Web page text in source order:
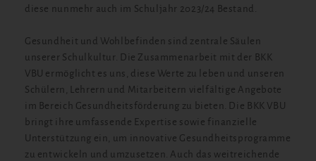
diese nunmehr auch im Schuljahr 2023/24 Bestand.
Gesundheit und Wohlbefinden sind zentrale Säulen
unserer Schulkultur. Die Zusammenarbeit mit der BKK
VBU ermöglicht es uns, diese Werte zu leben und unseren
Schülern, Lehrern und Mitarbeitern vielfältige Angebote
im Bereich Gesundheitsförderung zu bieten. Die BKK VBU
bringt ihre umfassende Expertise sowie finanzielle
Unterstützung ein, um innovative Gesundheitsprogramme
zu entwickeln und umzusetzen. Auch das weitreichende